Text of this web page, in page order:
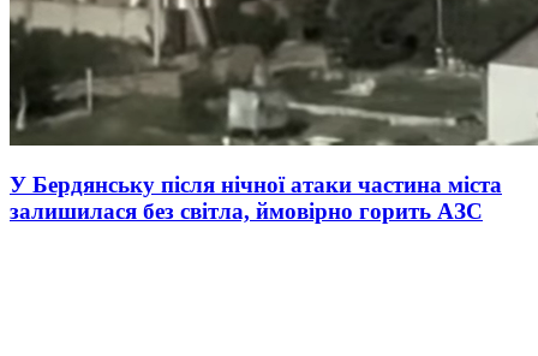
У Бердянську після нічної атаки частина міста
залишилася без світла, ймовірно горить АЗС